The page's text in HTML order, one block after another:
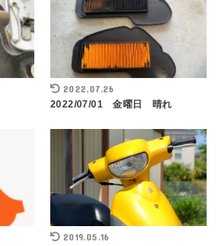
2022.07.26
2022/07/01 金曜日 晴れ
2019.05.16